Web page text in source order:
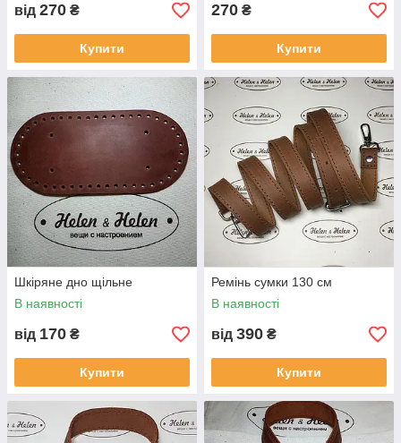
від 270 ₴
Купити
270 ₴
Купити
Шкіряне дно щільне
В наявності
від 170 ₴
Купити
Ремінь сумки 130 см
В наявності
від 390 ₴
Купити